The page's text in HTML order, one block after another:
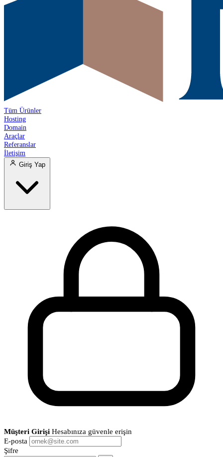
Tüm Ürünler
Hosting
Domain
Araçlar
Referanslar
İletişim
Giriş Yap
Müşteri Girişi Hesabınıza güvenle erişin
E-posta
Şifre